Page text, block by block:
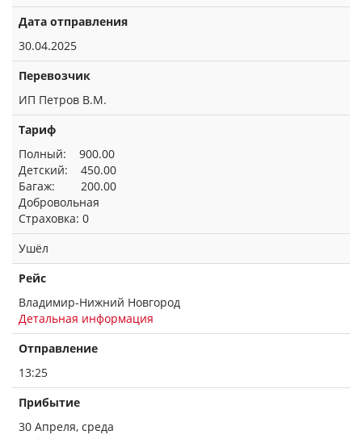
Дата отправления
30.04.2025
Перевозчик
ИП Петров В.М.
Тариф
Полный: 900.00
Детский: 450.00
Багаж: 200.00
Добровольная
Страховка: 0
Ушёл
Рейс
Владимир-Нижний Новгород
Детальная информация
Отправление
13:25
Прибытие
30 Апреля, среда